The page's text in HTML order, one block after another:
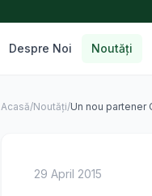
Despre Noi Noutăți
Acasă/Noutăți/Un nou partener
29 April 2015